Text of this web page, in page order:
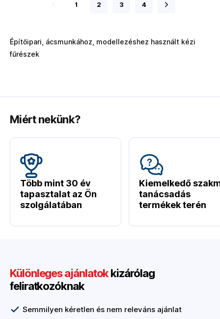
1 2 3 4
Építőipari, ácsmunkához, modellezéshez használt kézi
fűrészek
Miért nekünk?
Több mint 30 év
tapasztalat az Ön
szolgálatában
Kiemelkedő
tanácsadás
termékek terén
Különleges ajánlatokkizárólag
feliratkozóknak
Semmilyen kéretlen és nem releváns ajánlat